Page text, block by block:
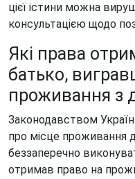
цієї істини можна
консультацією щодо
Які права
батько,
проживання з
Законодавством
про місце проживання
беззаперечно
отримав право на